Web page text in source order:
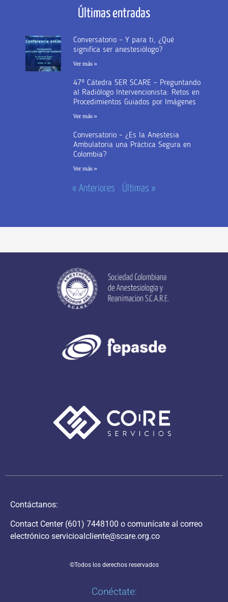
Últimas entradas
Conversatorio – Y para ti, ¿Qué
significa ser anestesiólogo?
Ver más »
47º Cátedra SER SCARE – Preguntando
al Radiólogo Intervencionista: Retos en
Procedimientos Guiados por Imágenes
Ver más »
Conversatorio – ¿Es la Anestesia
Ambulatoria una Práctica Segura en
Colombia?
Ver más »
« Anteriores Últimas »
Contáctanos:
Contact Center (601) 7448100 o comunícate al correo
electrónico servicioalcliente@scare.org.co
©Todos los derechos reservados
Conéctate: